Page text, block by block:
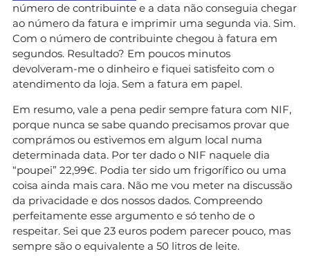
número de contribuinte e a data não conseguia chegar
ao número da fatura e imprimir uma segunda via. Sim.
Com o número de contribuinte chegou à fatura em
segundos. Resultado? Em poucos minutos
devolveram-me o dinheiro e fiquei satisfeito com o
atendimento da loja. Sem a fatura em papel.
Em resumo, vale a pena pedir sempre fatura com NIF,
porque nunca se sabe quando precisamos provar que
comprámos ou estivemos em algum local numa
determinada data. Por ter dado o NIF naquele dia
“poupei” 22,99€. Podia ter sido um frigorífico ou uma
coisa ainda mais cara. Não me vou meter na discussão
da privacidade e dos nossos dados. Compreendo
perfeitamente esse argumento e só tenho de o
respeitar. Sei que 23 euros podem parecer pouco, mas
sempre são o equivalente a 50 litros de leite.